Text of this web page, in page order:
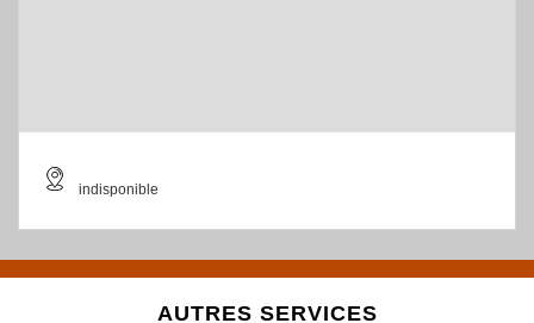
indisponible
AUTRES SERVICES